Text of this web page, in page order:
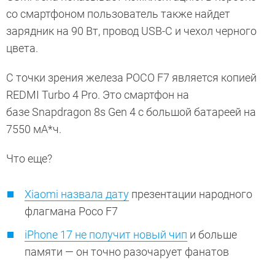
со смартфоном пользователь также найдет
зарядник на 90 Вт, провод USB-C и чехол черного
цвета.
С точки зрения железа POCO F7 является копией
REDMI Turbo 4 Pro. Это смартфон на
базе Snapdragon 8s Gen 4 с большой батареей на
7550 мА*ч.
Что еще?
Xiaomi назвала дату презентации народного
флагмана Poco F7
iPhone 17 не получит новый чип и больше
памяти — он точно разочарует фанатов